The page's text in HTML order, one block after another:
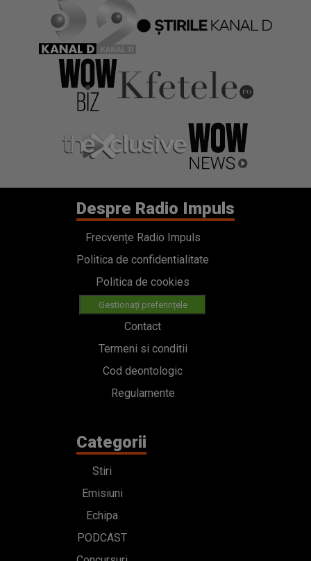
Despre Radio Impuls
Frecvențe Radio Impuls
Politica de confidentialitate
Politica de cookies
Gestionați preferințele
Contact
Termeni si conditii
Cod deontologic
Regulamente
Categorii
Stiri
Emisiuni
Echipa
PODCAST